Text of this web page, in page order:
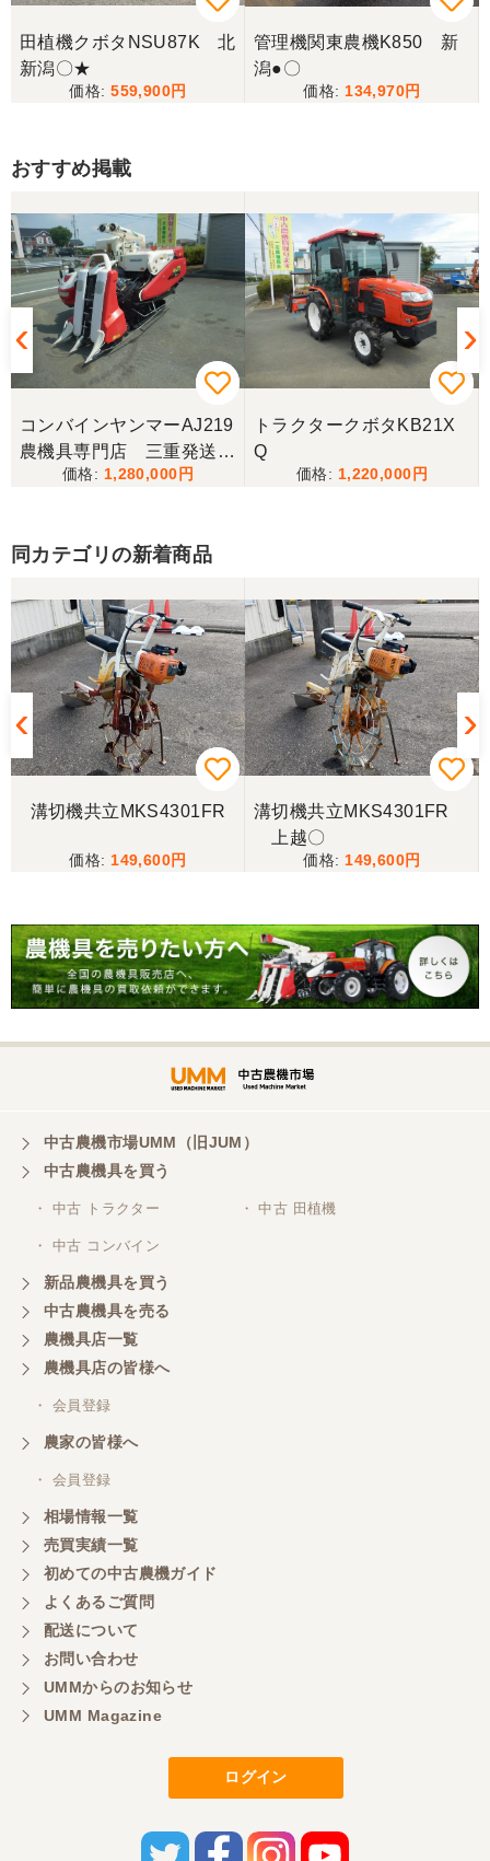
田植機クボタNSU87K 北
新潟〇★
559,900
管理機関東農機K850 新
潟●〇
134,970
おすすめ掲載
コンバインヤンマーAJ219
農機具専門店 三重発送整
備済み
1,280,000
トラクタークボタKB21X
Q
1,220,000
同カテゴリの新着商品
溝切機共立MKS4301FR
149,600
溝切機共立MKS4301FR
上越〇
149,600
中古農機市場UMM（旧JUM）
中古農機具を買う
・ 中古 トラクター ・ 中古 田植機
・ 中古 コンバイン
新品農機具を買う
中古農機具を売る
農機具店一覧
農機具店の皆様へ
・ 会員登録
農家の皆様へ
・ 会員登録
相場情報一覧
売買実績一覧
初めての中古農機ガイド
よくあるご質問
配送について
お問い合わせ
UMMからのお知らせ
UMM Magazine
ログイン